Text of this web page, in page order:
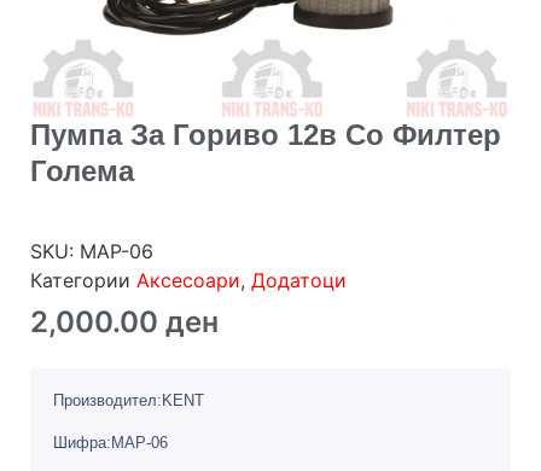
Пумпа За Гориво 12в Со Филтер
Голема
SKU: MAP-06
Категории Аксесоари, Додатоци
2,000.00 ден
Производител:KENT
Шифра:MAP-06